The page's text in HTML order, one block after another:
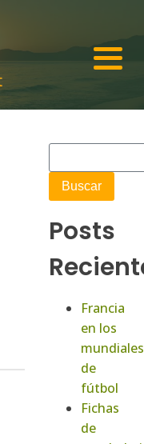
Posts
Francia
en los
mundiales
de
fútbol
Fichas
de